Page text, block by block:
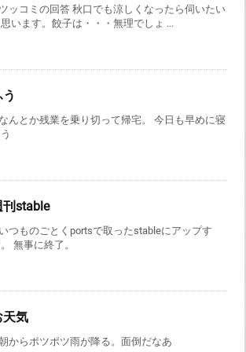
ツッコミの回答 秋口でも涼しくなったら伺いたい
思います。餃子は・・・無理でしょ ...
なんとか残業を乗り切って帰宅。 今日も早めに寝
刊stable
いつものごとくportsで取ったstableにアップす
無事に終了。
天気
からポツポツ雨が降る。面倒だなあ